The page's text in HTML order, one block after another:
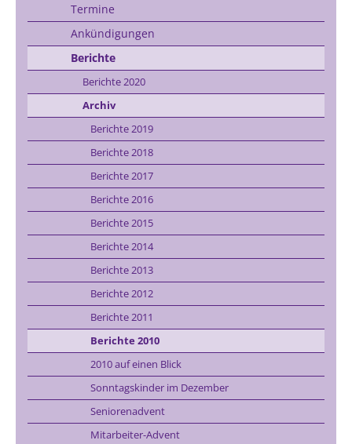
Termine
Ankündigungen
Berichte
Berichte 2020
Archiv
Berichte 2019
Berichte 2018
Berichte 2017
Berichte 2016
Berichte 2015
Berichte 2014
Berichte 2013
Berichte 2012
Berichte 2011
Berichte 2010
2010 auf einen Blick
Sonntagskinder im Dezember
Seniorenadvent
Mitarbeiter-Advent